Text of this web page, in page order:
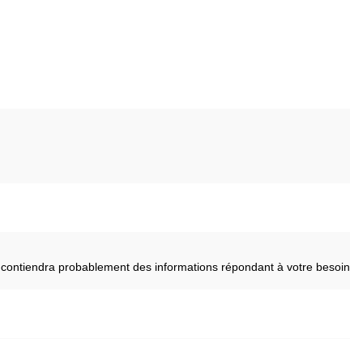
contiendra probablement des informations répondant à votre besoin.